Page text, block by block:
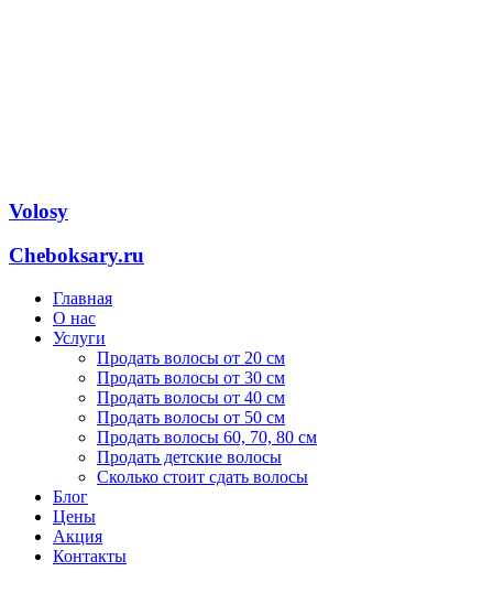
Volosy
Cheboksary.ru
Главная
О нас
Услуги
Продать волосы от 20 см
Продать волосы от 30 см
Продать волосы от 40 см
Продать волосы от 50 см
Продать волосы 60, 70, 80 см
Продать детские волосы
Сколько стоит сдать волосы
Блог
Цены
Акция
Контакты